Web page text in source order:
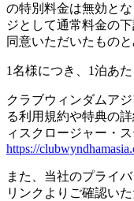
の特別料金は無効と
ジとして通常料金の
同意いただいたものと
1名様につき、1泊あた
クラブウィンダムア
る利用規約や特典の
ィスクロージャー・
https://
また、当社のプライ
リンクよりご確認いた